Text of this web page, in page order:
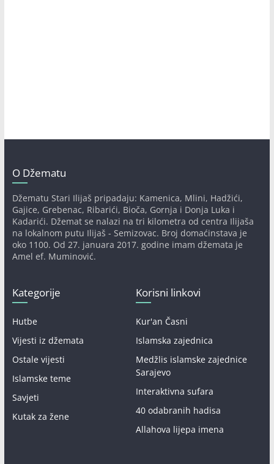
O Džematu
Džematu Stari Ilijaš pripadaju: Kamenica, Mlini, Hadžići,
Gajice, Grebenac, Ribarići, Bioča, Gornja i Donja Luka i
Kadarići. Džemat se nalazi na tri kilometra od centra Ilijaša
na lokalnom putu Ilijaš - Semizovac. Broj domaćinstava je
oko 1100. Od 27. januara 2017. godine imam džemata je
Amel ef. Muminović.
Kategorije
Hutbe
Vijesti iz džemata
Ostale vijesti
Islamske teme
Savjeti
Kutak za žene
Korisni linkovi
Kur'an Časni
Islamska zajednica
Medžlis islamske zajednice
Sarajevo
Interaktivna sufara
40 odabranih hadisa
Allahova lijepa imena